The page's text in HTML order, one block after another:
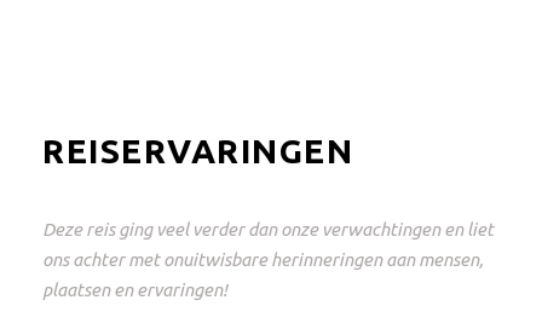
REISERVARINGEN
Deze reis ging veel verder dan onze verwachtingen en liet
ons achter met onuitwisbare herinneringen aan mensen,
plaatsen en ervaringen!